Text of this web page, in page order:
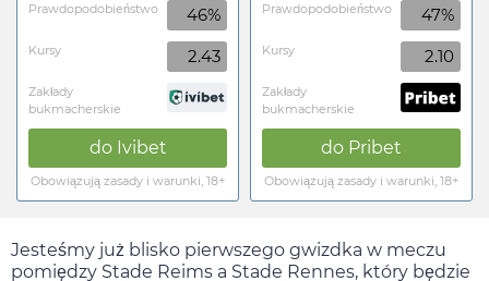
Prawdopodobieństwo 46%
Kursy 2.43
Zakłady
bukmacherskie
do Ivibet
Obowiązują zasady i warunki, 18+
Prawdopodobieństwo 47%
Kursy 2.10
Zakłady
bukmacherskie
do Pribet
Obowiązują zasady i warunki, 18+
Jesteśmy już blisko pierwszego gwizdka w meczu
pomiędzy Stade Reims a Stade Rennes, który będzie